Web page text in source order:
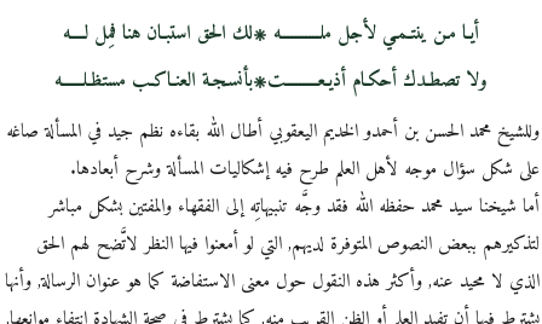
أيـا مـن ينتـمـي لأجل ملـــــــــــه ۞لك الحق استبـان هنا فمِل لــــه
ولا تصطـدك أحكـام أذيـعـــــــــت۞بأنسـجـة العنـاكـب مستظـلــــــه
وللشيخ محمد الحسن بن أحمدو الخديم اليعقوبي أطال الله بقاءه نظم جيد في المسألة صاغه
على شكل سؤال موجه لأهل العلم طرح فيه إشكاليات المسألة وشرح أبعادها.
أما شيخنا سيد محمد حفظه الله فقد وجَّه تنبيهاتِه إلى الفقهاء والمفتين بشكل مباشر
لتذكيرهم ببعض النصوص المتوفرة لديهم, التي لو أمعنوا فيها النظر لاتَّضح لهم الحق
الذي لا محيد عنه, وأكثر هذه النقول حول معنى الاستفاضة كما هو عنوان الرسالة, وأنها